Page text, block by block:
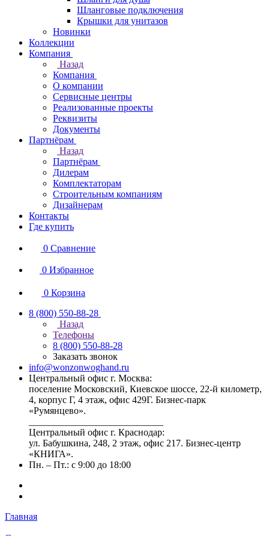
Шланговые подключения
Крышки для унитазов
Новинки
Коллекции
Компания
Назад
Компания
О компании
Сервисные центры
Реализованные проекты
Реквизиты
Документы
Партнёрам
Назад
Партнёрам
Дилерам
Комплектаторам
Строительным компаниям
Дизайнерам
Контакты
Где купить
0 Сравнение
0 Избранное
0 Корзина
8 (800) 550-88-28
Назад
Телефоны
8 (800) 550-88-28
Заказать звонок
info@wonzonwoghand.ru
Центральный офис г. Москва:
поселение Московский, Киевское шоссе, 22-й километр,
4, корпус Г, 4 этаж, офис 429Г. Бизнес-парк
«Румянцево».
Центральный офис г. Краснодар:
ул. Бабушкина, 248, 2 этаж, офис 217. Бизнес-центр
«КНИГА».
Пн. – Пт.: с 9:00 до 18:00
Главная